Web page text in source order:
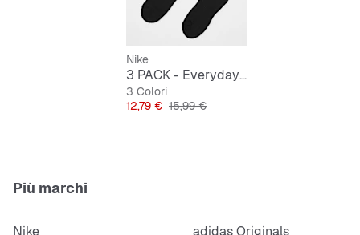
Nike
3 PACK - Everyday Cushioned Training Crew Socks
3 Colori
Prezzo
12,79 € Prezzo originale
15,99 €
Più marchi
Nike
adidas Originals